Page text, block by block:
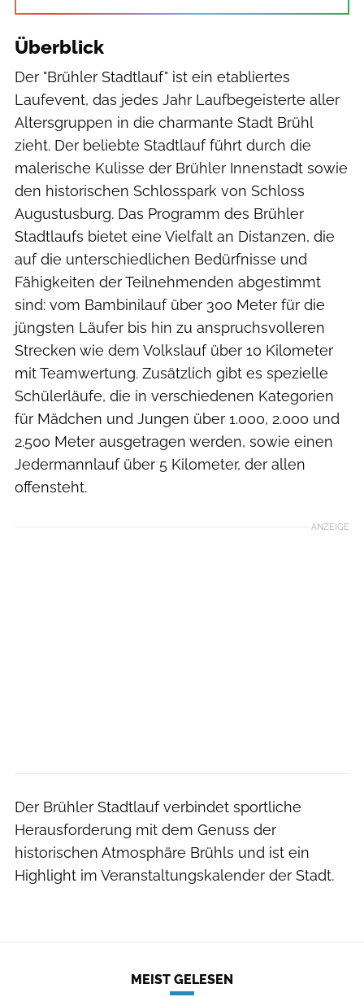
Überblick
Der "Brühler Stadtlauf" ist ein etabliertes
Laufevent, das jedes Jahr Laufbegeisterte aller
Altersgruppen in die charmante Stadt Brühl
zieht. Der beliebte Stadtlauf führt durch die
malerische Kulisse der Brühler Innenstadt sowie
den historischen Schlosspark von Schloss
Augustusburg. Das Programm des Brühler
Stadtlaufs bietet eine Vielfalt an Distanzen, die
auf die unterschiedlichen Bedürfnisse und
Fähigkeiten der Teilnehmenden abgestimmt
sind: vom Bambinilauf über 300 Meter für die
jüngsten Läufer bis hin zu anspruchsvolleren
Strecken wie dem Volkslauf über 10 Kilometer
mit Teamwertung. Zusätzlich gibt es spezielle
Schülerläufe, die in verschiedenen Kategorien
für Mädchen und Jungen über 1.000, 2.000 und
2.500 Meter ausgetragen werden, sowie einen
Jedermannlauf über 5 Kilometer, der allen
offensteht.
ANZEIGE
Der Brühler Stadtlauf verbindet sportliche
Herausforderung mit dem Genuss der
historischen Atmosphäre Brühls und ist ein
Highlight im Veranstaltungskalender der Stadt.
MEIST GELESEN